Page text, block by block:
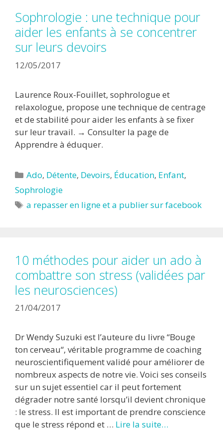
Sophrologie : une technique pour
aider les enfants à se concentrer
sur leurs devoirs
12/05/2017
Laurence Roux-Fouillet, sophrologue et
relaxologue, propose une technique de centrage
et de stabilité pour aider les enfants à se fixer
sur leur travail. → Consulter la page de
Apprendre à éduquer.
Catégories
Ado, Détente, Devoirs, Éducation, Enfant,
Sophrologie
Étiquettes
a repasser en ligne et a publier sur facebook
10 méthodes pour aider un ado à
combattre son stress (validées par
les neurosciences)
21/04/2017
Dr Wendy Suzuki est l’auteure du livre “Bouge
ton cerveau“, véritable programme de coaching
neuroscientifiquement validé pour améliorer de
nombreux aspects de notre vie. Voici ses conseils
sur un sujet essentiel car il peut fortement
dégrader notre santé lorsqu’il devient chronique
: le stress. Il est important de prendre conscience
que le stress répond et … Lire la suite…